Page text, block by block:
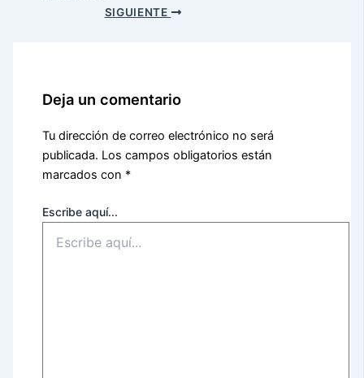
SIGUIENTE
Deja un comentario
Tu dirección de correo electrónico no será
publicada. Los campos obligatorios están
marcados con *
Escribe aquí...